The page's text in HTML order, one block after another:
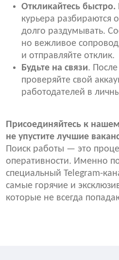
Откликайтесь быстро.
курьера разбираются
долго раздумывать.
но вежливое
и отправляйте отклик.
Будьте на связи.
проверяйте свой
работодателей в
Присоединяйтесь к
не упустите лучшие
Поиск работы — это
оперативности. Именно
специальный Telegram-
самые горячие и
которые не всегда